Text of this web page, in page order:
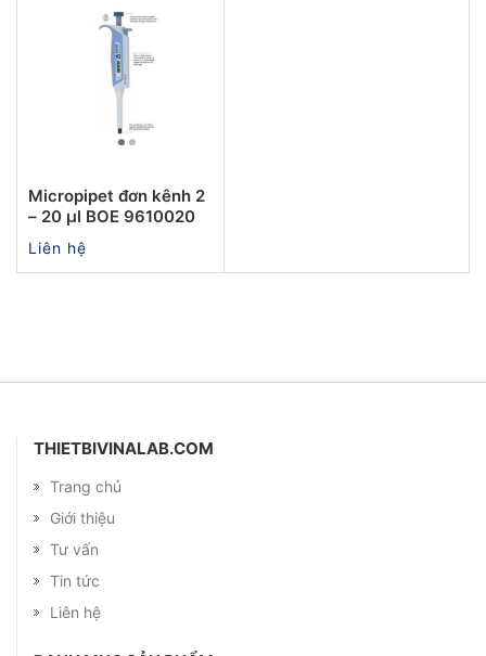
Micropipet đơn kênh 2
– 20 µl BOE 9610020
Liên hệ
THIETBIVINALAB.COM
Trang chủ
Giới thiệu
Tư vấn
Tin tức
Liên hệ